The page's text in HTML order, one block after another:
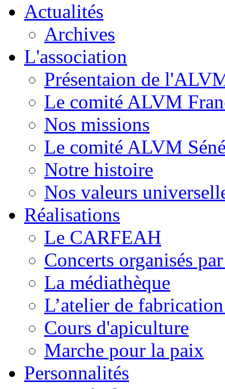
Actualités
Archives
L'association
Présentaion de
Le comité ALVM
Nos missions
Le comité ALVM
Notre histoire
Nos valeurs
Réalisations
Le CARFEAH
Concerts organisés
La médiathèque
L’atelier de
Cours d'apiculture
Marche pour la paix
Personnalités